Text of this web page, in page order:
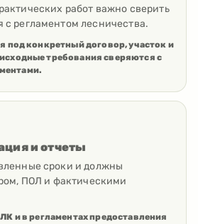
работ важно сверить
регламентом лесничества.
под конкретный договор, участок и
требования сверяются с
и отчеты
сроки и должны
ПОЛ и фактическими
и в регламентах предоставления